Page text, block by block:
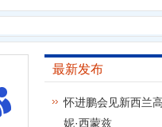
最新发布
怀进鹏会见新西兰
妮·西蒙兹